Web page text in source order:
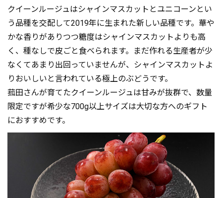
クイーンルージュはシャインマスカットとユニコーンとい
う品種を交配して2019年に生まれた新しい品種です。華や
かな香りがありつつ糖度はシャインマスカットよりも高
く、種なしで皮ごと食べられます。まだ作れる生産者が少
なくてあまり出回っていませんが、シャインマスカットよ
りおいしいと言われている極上のぶどうです。
菰田さんが育てたクイーンルージュは甘みが抜群で、数量
限定ですが希少な700g以上サイズは大切な方へのギフト
におすすめです。